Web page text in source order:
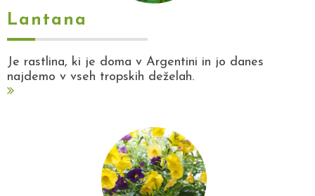
Lantana
Je rastlina, ki je doma v Argentini in jo danes
najdemo v vseh tropskih deželah.